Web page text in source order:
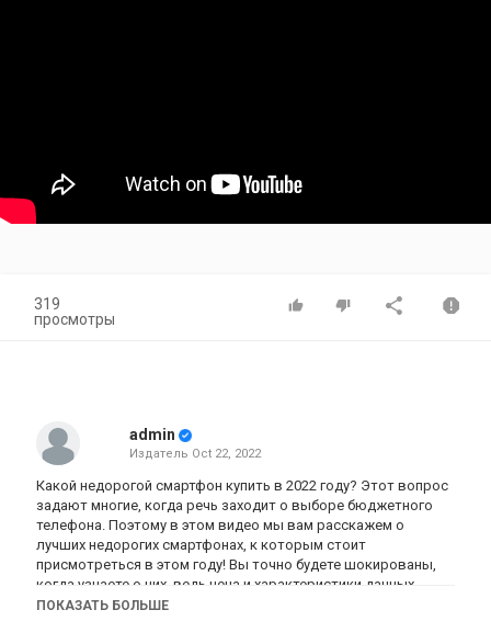
319
просмотры
admin
Издатель Oct 22, 2022
Какой недорогой смартфон купить в 2022 году? Этот вопрос
задают многие, когда речь заходит о выборе бюджетного
телефона. Поэтому в этом видео мы вам расскажем о
лучших недорогих смартфонах, к которым стоит
присмотреться в этом году! Вы точно будете шокированы,
когда узнаете о них, ведь цена и характеристики данных
телефонов вас невероятно удивят! Забудьте о флагманах
ПОКАЗАТЬ БОЛЬШЕ